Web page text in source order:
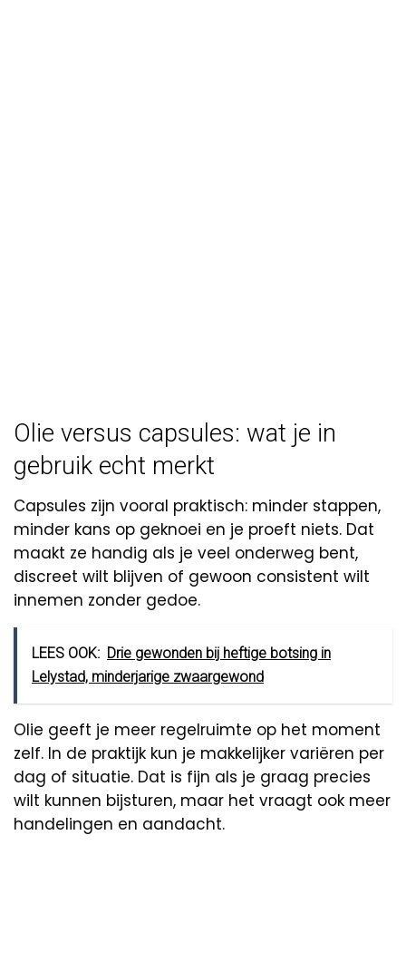
Olie versus capsules: wat je in
gebruik echt merkt
Capsules zijn vooral praktisch: minder stappen,
minder kans op geknoei en je proeft niets. Dat
maakt ze handig als je veel onderweg bent,
discreet wilt blijven of gewoon consistent wilt
innemen zonder gedoe.
LEES OOK: Drie gewonden bij heftige botsing in
Lelystad, minderjarige zwaargewond
Olie geeft je meer regelruimte op het moment
zelf. In de praktijk kun je makkelijker variëren per
dag of situatie. Dat is fijn als je graag precies
wilt kunnen bijsturen, maar het vraagt ook meer
handelingen en aandacht.